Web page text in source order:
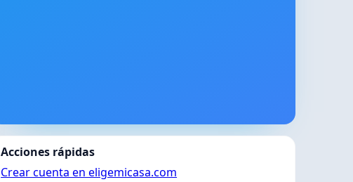
Acciones rápidas
Crear cuenta en eligemicasa.com